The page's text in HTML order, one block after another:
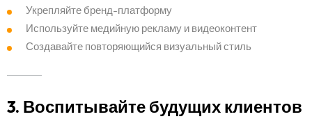
Укрепляйте бренд-платформу
Используйте медийную рекламу и видеоконтент
Создавайте повторяющийся визуальный стиль
3. Воспитывайте будущих клиентов